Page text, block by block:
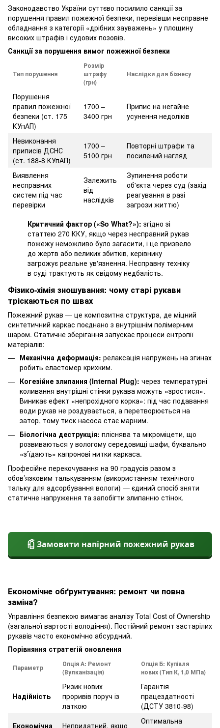
Законодавство України суттєво посилило санкції за
порушення правил пожежної безпеки, перевівши несправне
обладнання з категорії «дрібних зауважень» у площину
високих штрафів і судових позовів.
Санкції за порушення вимог пожежної безпеки
Тип порушення
Розмір
штрафу
(грн)
Наслідки для бізнесу
Порушення
правил пожежної
безпеки (ст. 175
КУпАП)
1700 –
3400 грн
Припис на негайне
усунення недоліків
Невиконання
приписів ДСНС
(ст. 188-8 КУпАП)
1700 –
5100 грн
Повторні штрафи та
посилений нагляд
Виявлення
несправних
систем під час
перевірки
Залежить
від
наслідків
Зупинення роботи
об'єкта через суд (захід
реагування в разі
загрози життю)
Критичний фактор («So What?»): згідно зі
статтею 270 ККУ, якщо через несправний рукав
пожежу неможливо було загасити, і це призвело
до жертв або великих збитків, керівнику
загрожує реальне ув'язнення. Несправну техніку
в суді трактують як свідому недбалість.
Фізико-хімія зношування: чому старі рукави
тріскаються по швах
Пожежний рукав — це композитна структура, де міцний
синтетичний каркас поєднано з внутрішнім полімерним
шаром. Статичне зберігання запускає процеси ентропії
матеріалів:
Механічна деформація: релаксація напружень на згинах
робить еластомер крихким.
Когезійне злипання (Internal Plug): через температурні
коливання внутрішні стінки рукава можуть «зростися».
Виникає ефект «непрохідного корка»: під час подавання
води рукав не роздувається, а перетворюється на
затор, тому тиск насоса стає марним.
Біологічна деструкція: пліснява та мікроміцети, що
розвиваються у вологому середовищі шафи, буквально
«з’їдають» капронові нитки каркаса.
Професійне перекочування на 90 градусів разом з
обов’язковим талькуванням (використанням технічного
тальку для адсорбування вологи) — єдиний спосіб зняти
статичне напруження та запобігти злипанню стінок.
Замовити напірний пожежний рукав
Економічне обґрунтування: ремонт чи повна
заміна?
Управління безпекою вимагає аналізу Total Cost of Ownership
(загальної вартості володіння). Постійний ремонт застарілих
рукавів часто економічно абсурдний.
Порівняння стратегій оновлення
Параметр
Опція А: Ремонт
(Вулканізація)
Опція Б: Купівля
нових (Тип К, 1,0 МПа)
Надійність
Ризик нових
проривів поруч із
латкою
Гарантія
працездатності
(ДСТУ 3810-98)
Економічна
Непридатний, якщо
Оптимальна